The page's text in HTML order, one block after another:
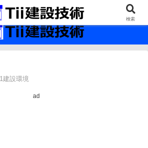
の建設技術の情報インフラ。
建設環境
ad
検索